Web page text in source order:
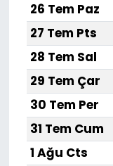
26 Tem Paz
27 Tem Pts
28 Tem Sal
29 Tem Çar
30 Tem Per
31 Tem Cum
1 Ağu Cts